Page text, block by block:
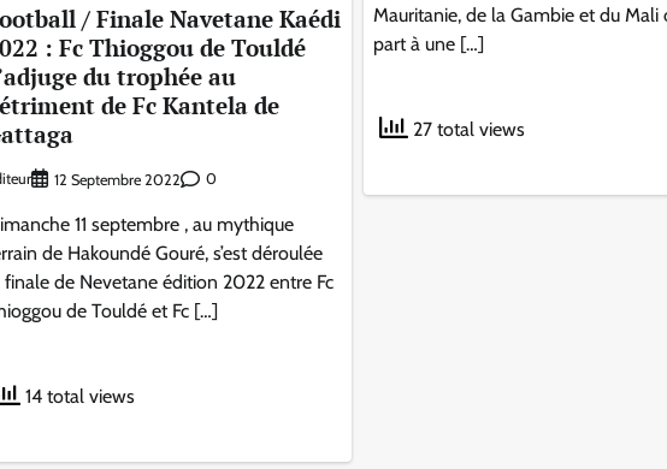
/ Finale Navetane Kaédi
: Fc Thioggou de Touldé
du trophée au
de Fc Kantela de
12 Septembre 2022 0
11 septembre , au mythique
de Hakoundé Gouré, s’est déroulée
finale de Nevetane édition 2022 entre Fc
de Touldé et Fc […]
14 total views
Mauritanie, de la Gambie et du Mali
part à une […]
27 total views